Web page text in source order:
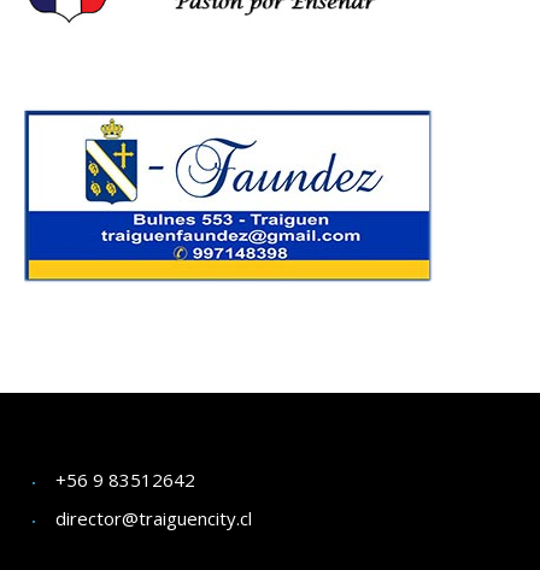
+56 9 83512642
director@traiguencity.cl